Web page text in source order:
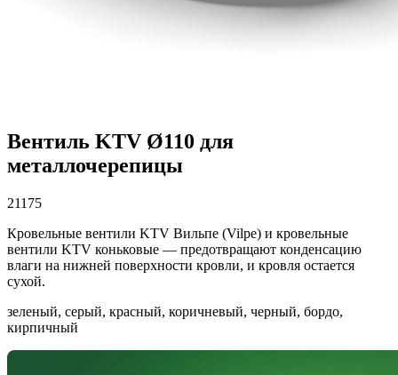
Вентиль KTV Ø110 для
металлочерепицы
21175
Кровельные вентили KTV Вильпе (Vilpe) и кровельные
вентили KTV коньковые — предотвращают конденсацию
влаги на нижней поверхности кровли, и кровля остается
сухой.
зеленый, серый, красный, коричневый, черный, бордо,
кирпичный